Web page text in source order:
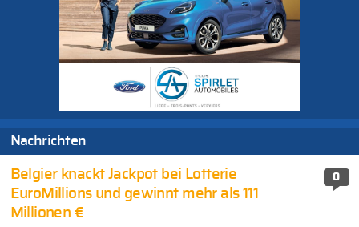
Nachrichten
0
Belgier knackt Jackpot bei Lotterie
EuroMillions und gewinnt mehr als 111
Millionen €